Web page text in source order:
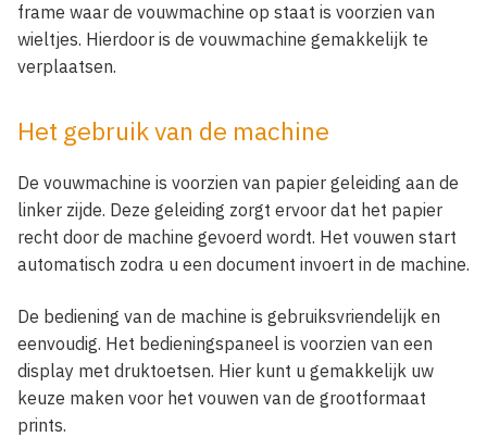
frame waar de vouwmachine op staat is voorzien van
wieltjes. Hierdoor is de vouwmachine gemakkelijk te
verplaatsen.
Het gebruik van de machine
De vouwmachine is voorzien van papier geleiding aan de
linker zijde. Deze geleiding zorgt ervoor dat het papier
recht door de machine gevoerd wordt. Het vouwen start
automatisch zodra u een document invoert in de machine.
De bediening van de machine is gebruiksvriendelijk en
eenvoudig. Het bedieningspaneel is voorzien van een
display met druktoetsen. Hier kunt u gemakkelijk uw
keuze maken voor het vouwen van de grootformaat
prints.